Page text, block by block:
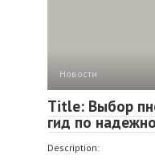
Новости
Title: Выбор
гид по
Description: